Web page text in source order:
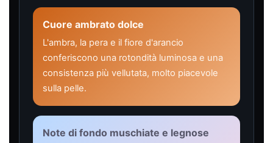
Cuore ambrato dolce
L'ambra, la pera e il fiore d'arancio
conferiscono una rotondità luminosa e una
consistenza più vellutata, molto piacevole
sulla pelle.
Note di fondo muschiate e legnose